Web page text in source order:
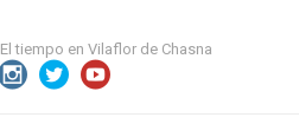
El tiempo en Vilaflor de Chasna